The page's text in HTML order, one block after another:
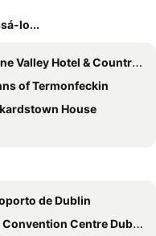
lo...
Valley Hotel & Country Club
of Termonfeckin
House
de Dublin
Centre Dublin